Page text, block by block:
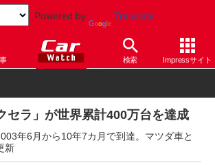
Powered by Translate
検索 Impressサイト
マツダ アクセラ
セラ」が世界累計400万台を達成
年6月から10年7カ月で到達。マツダ車と
新